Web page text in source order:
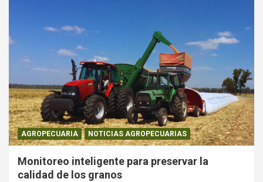
AGROPECUARIA NOTICIAS AGROPECUARIAS
Monitoreo inteligente para preservar la
calidad de los granos